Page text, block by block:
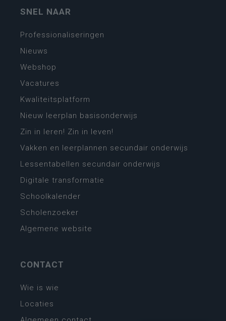
SNEL NAAR
Professionaliseringen
Nieuws
Webshop
Vacatures
Kwaliteitsplatform
Nieuw leerplan basisonderwijs
Zin in leren! Zin in leven!
Vakken en leerplannen secundair onderwijs
Lessentabellen secundair onderwijs
Digitale transformatie
Schoolkalender
Scholenzoeker
Algemene website
CONTACT
Wie is wie
Locaties